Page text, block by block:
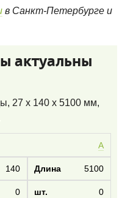
в Санкт-Петербурге и
актуальны
27 x 140 x 5100 мм,
А
140 5100
0 0